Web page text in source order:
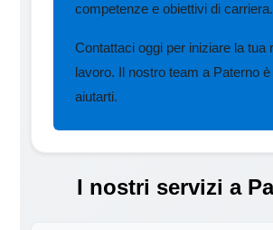
competenze e obiettivi di carriera.
Contattaci oggi per iniziare la tua
lavoro. Il nostro team a Paterno
aiutarti.
I nostri servizi a